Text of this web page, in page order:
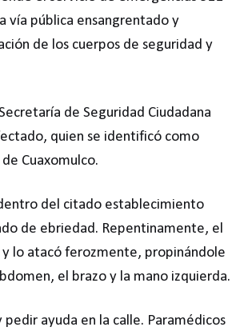
vía pública ensangrentado y
de los cuerpos de seguridad y
de Seguridad Ciudadana
quien se identificó como
Cuaxomulco.
del citado establecimiento
de ebriedad. Repentinamente, el
y lo atacó ferozmente, propinándole
el brazo y la mano izquierda.
ayuda en la calle. Paramédicos